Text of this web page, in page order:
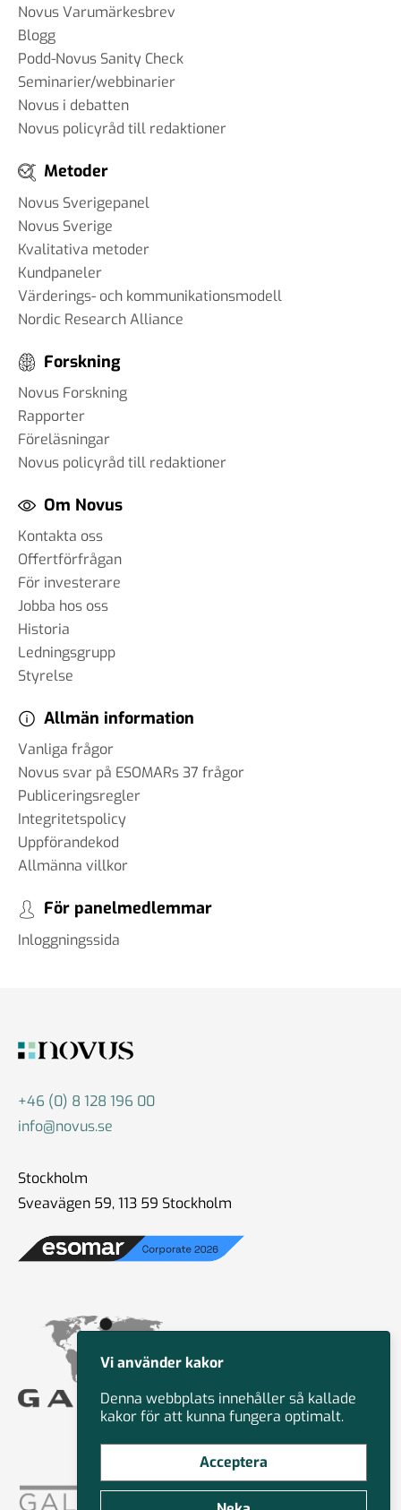
Novus Varumärkesbrev
Blogg
Podd-Novus Sanity Check
Seminarier/webbinarier
Novus i debatten
Novus policyråd till redaktioner
Metoder
Novus Sverigepanel
Novus Sverige
Kvalitativa metoder
Kundpaneler
Värderings- och kommunikationsmodell
Nordic Research Alliance
Forskning
Novus Forskning
Rapporter
Föreläsningar
Novus policyråd till redaktioner
Om Novus
Kontakta oss
Offertförfrågan
För investerare
Jobba hos oss
Historia
Ledningsgrupp
Styrelse
Allmän information
Vanliga frågor
Novus svar på ESOMARs 37 frågor
Publiceringsregler
Integritetspolicy
Uppförandekod
Allmänna villkor
För panelmedlemmar
Inloggningssida
+46 (0) 8 128 196 00
info@novus.se
Stockholm
Sveavägen 59, 113 59 Stockholm
Vi använder kakor
Denna webbplats innehåller så kallade
kakor för att kunna fungera optimalt.
Acceptera